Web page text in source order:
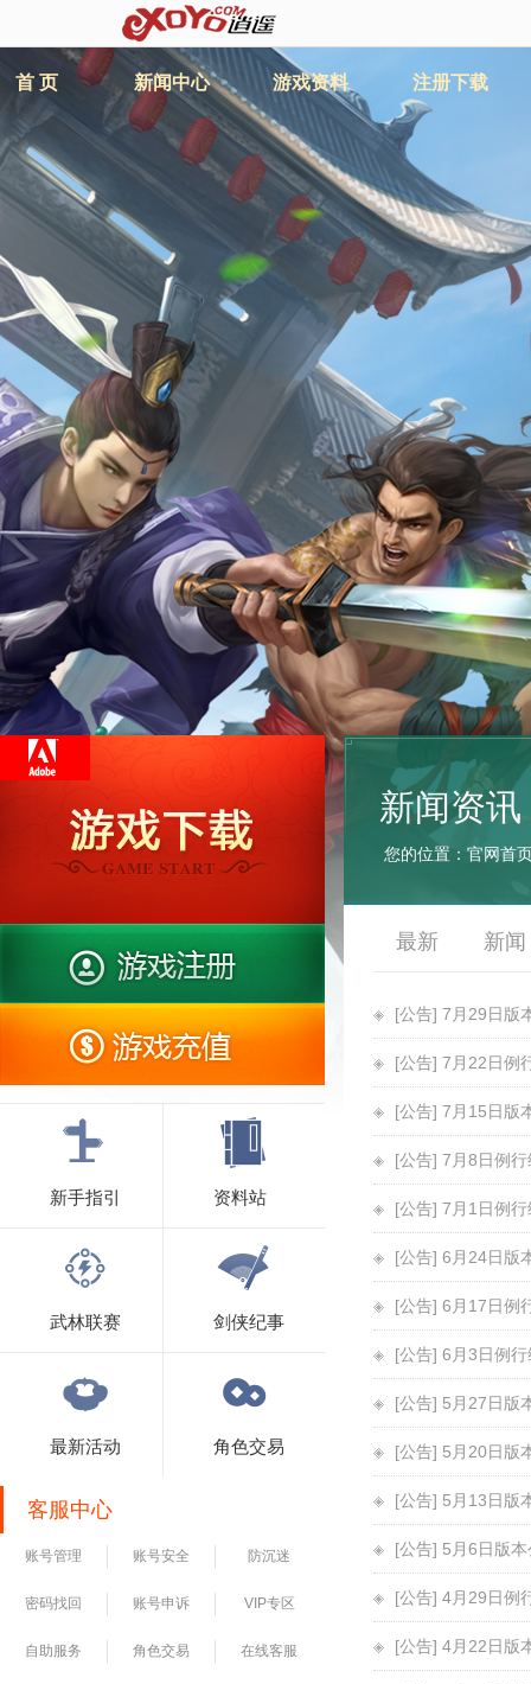
首 页 新闻中心 游戏资料 注册下载
新手指引 资料站
武林联赛 剑侠纪事
最新活动 角色交易
客服中心
账号管理 账号安全 防沉迷
密码找回 账号申诉 VIP专区
自助服务 角色交易 在线客服
新闻资讯
您的位置： 官网首
最新 新闻
[公告] 7月29日版
[公告] 7月22日例
[公告] 7月15日版
[公告] 7月8日例
[公告] 7月1日例
[公告] 6月24日版
[公告] 6月17日例
[公告] 6月3日例
[公告] 5月27日版
[公告] 5月20日版
[公告] 5月13日版
[公告] 5月6日版本
[公告] 4月29日例
[公告] 4月22日版